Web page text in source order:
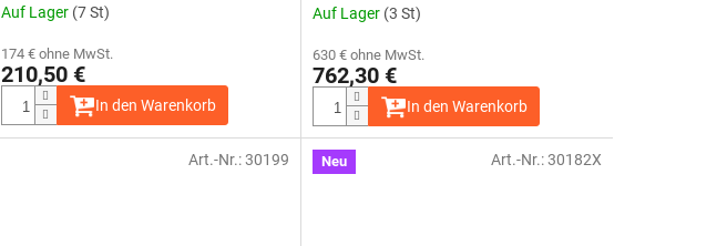
Auf Lager (7 St)
174 € ohne MwSt.
210,50 €
In den Warenkorb
Auf Lager (3 St)
630 € ohne MwSt.
762,30 €
In den Warenkorb
Art.-Nr.:30199 Neu Art.-Nr.:30182X